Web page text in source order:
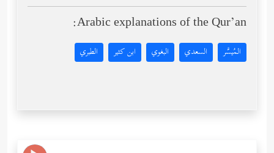
Arabic explanations of the Qur’an:
المُيسَّر السعدي البغوي ابن كثير الطبري